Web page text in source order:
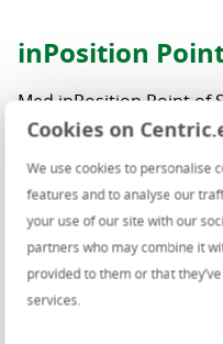
Cookies on
We use cookies to personalise
features and to analyse our
your use of our site with our
partners who may combine it
provided to them or that
services.
inPosition
Med inPosition Point of
olika
kan också användas
longtail-, cross- och
förhindra att du inte
inPosition ger dina
kan exempelvis göra